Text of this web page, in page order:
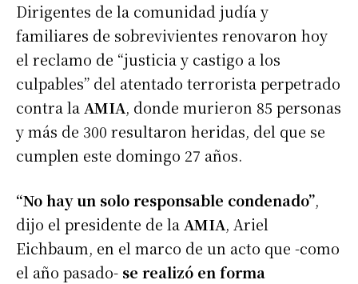
Dirigentes de la comunidad judía y
familiares de sobrevivientes renovaron hoy
el reclamo de “justicia y castigo a los
culpables” del atentado terrorista perpetrado
contra laAMIA, donde murieron 85 personas
y más de 300 resultaron heridas, del que se
cumplen este domingo 27 años.
“No hay un solo responsable condenado”,
dijo el presidente de laAMIA, Ariel
Eichbaum, en el marco de un acto que -como
el año pasado- se realizó en forma